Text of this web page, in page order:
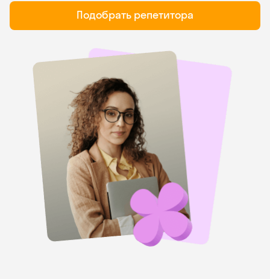
Подобрать репетитора